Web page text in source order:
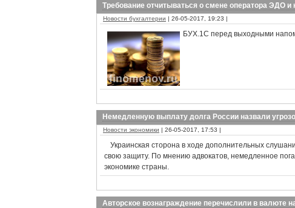
Требование отчитываться о смене оператора ЭДО
Новости бухгалтерии | 26-05-2017, 19:23 |
БУХ.1С перед выходными
Немедленную выплату долга России назвали
Новости экономики | 26-05-2017, 17:53 |
Украинская сторона в ходе дополнительных
свою защиту. По мнению адвокатов, немедленное
экономике страны.
Авторское вознаграждение перечислили в валюте